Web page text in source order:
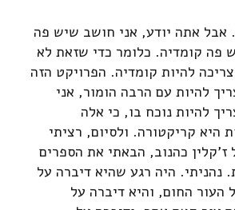
אבל אתה יודע, אני חושב שיש פה
פה קומדיה. כלומר כדי שזאת לא
להיות קומדיה. הפרויקט הזה
להיות עם הרבה הומור, אני
להיות נוכח בו, כי אלה
היא קריקטורה. ולסיום, רציתי
ז'קלין כהנוב, הבאתי את הספרים
היה רגע שהיא דיברה על
העור החום, והיא דיברה על